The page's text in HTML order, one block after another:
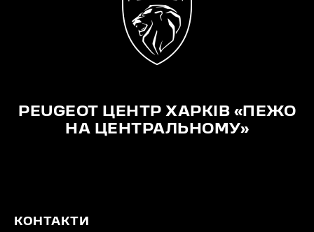
PEUGEOT ЦЕНТР ХАРКІВ «ПЕЖО
НА ЦЕНТРАЛЬНОМУ»
КОНТАКТИ